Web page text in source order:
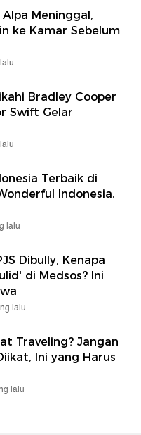
Meninggal,
ke Kamar Sebelum
Bradley Cooper
Swift Gelar
Terbaik di
Indonesia,
lalu
Dibully, Kenapa
di Medsos? Ini
lalu
Traveling? Jangan
Ini yang Harus
lalu